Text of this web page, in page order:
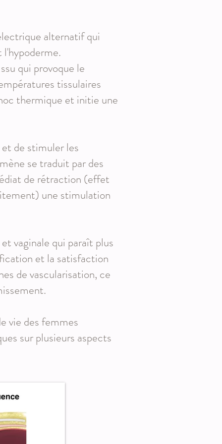
alternatif qui
qui provoque le
tissulaires
thermique et initie une
de stimuler les
se traduit par des
de rétraction (effet
une stimulation
vaginale qui paraît plus
et la satisfaction
de vascularisation, ce
vie des femmes
sur plusieurs aspects